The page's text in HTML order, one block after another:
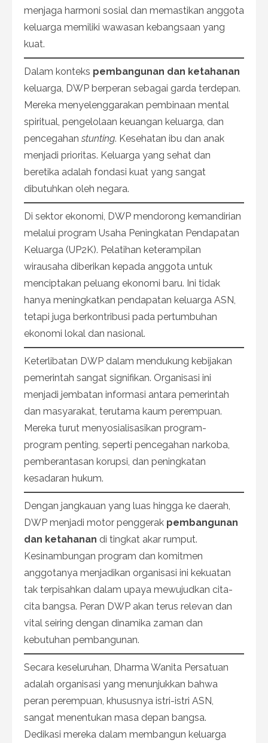
menjaga harmoni sosial dan memastikan anggota
keluarga memiliki wawasan kebangsaan yang
kuat.
Dalam konteks pembangunan dan ketahanan
keluarga, DWP berperan sebagai garda terdepan.
Mereka menyelenggarakan pembinaan mental
spiritual, pengelolaan keuangan keluarga, dan
pencegahan stunting. Kesehatan ibu dan anak
menjadi prioritas. Keluarga yang sehat dan
beretika adalah fondasi kuat yang sangat
dibutuhkan oleh negara.
Di sektor ekonomi, DWP mendorong kemandirian
melalui program Usaha Peningkatan Pendapatan
Keluarga (UP2K). Pelatihan keterampilan
wirausaha diberikan kepada anggota untuk
menciptakan peluang ekonomi baru. Ini tidak
hanya meningkatkan pendapatan keluarga ASN,
tetapi juga berkontribusi pada pertumbuhan
ekonomi lokal dan nasional.
Keterlibatan DWP dalam mendukung kebijakan
pemerintah sangat signifikan. Organisasi ini
menjadi jembatan informasi antara pemerintah
dan masyarakat, terutama kaum perempuan.
Mereka turut menyosialisasikan program-
program penting, seperti pencegahan narkoba,
pemberantasan korupsi, dan peningkatan
kesadaran hukum.
Dengan jangkauan yang luas hingga ke daerah,
DWP menjadi motor penggerak pembangunan
dan ketahanan di tingkat akar rumput.
Kesinambungan program dan komitmen
anggotanya menjadikan organisasi ini kekuatan
tak terpisahkan dalam upaya mewujudkan cita-
cita bangsa. Peran DWP akan terus relevan dan
vital seiring dengan dinamika zaman dan
kebutuhan pembangunan.
Secara keseluruhan, Dharma Wanita Persatuan
adalah organisasi yang menunjukkan bahwa
peran perempuan, khususnya istri-istri ASN,
sangat menentukan masa depan bangsa.
Dedikasi mereka dalam membangun keluarga